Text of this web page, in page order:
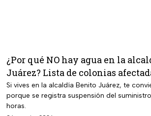
¿Por qué NO hay agua en la
Juárez? Lista de colonias
viernes
Si vives en la alcaldía Benito Juárez, te
porque se registra suspensión del
horas.